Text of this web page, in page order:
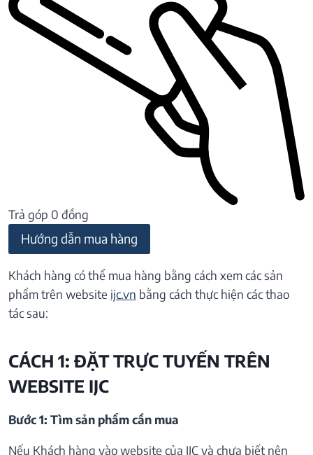
Trả góp 0 đồng
Hướng dẫn mua hàng
Khách hàng có thể mua hàng bằng cách xem các sản
phẩm trên website ijc.vn bằng cách thực hiện các thao
tác sau:
CÁCH 1: ĐẶT TRỰC TUYẾN TRÊN
WEBSITE IJC
Bước 1: Tìm sản phẩm cần mua
Nếu Khách hàng vào website của IJC và chưa biết nên